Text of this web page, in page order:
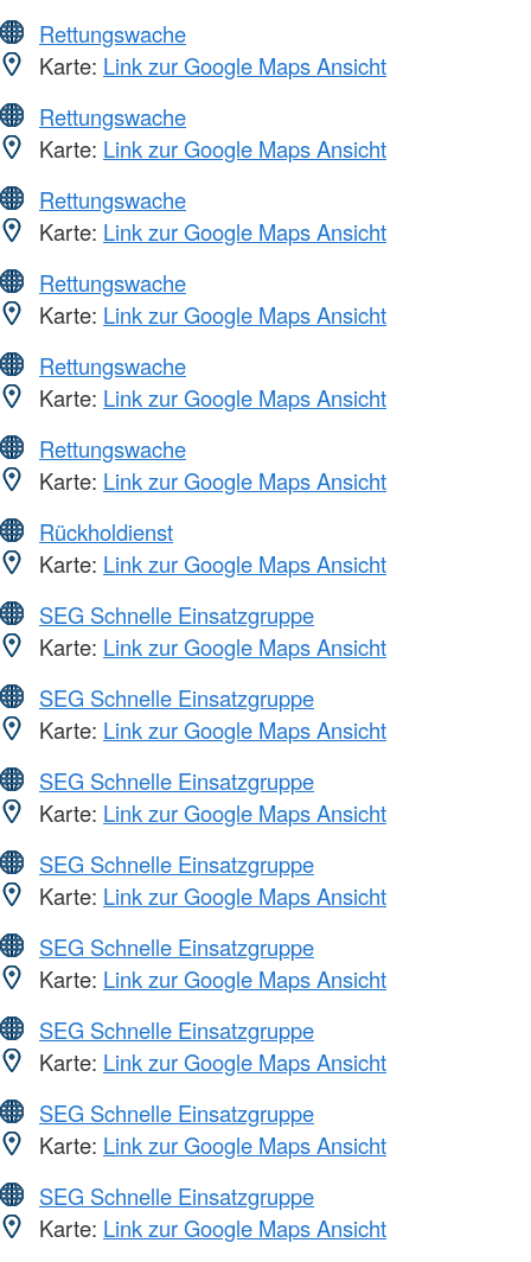
Rettungswache
Karte: Link zur Google Maps Ansicht
Rettungswache
Karte: Link zur Google Maps Ansicht
Rettungswache
Karte: Link zur Google Maps Ansicht
Rettungswache
Karte: Link zur Google Maps Ansicht
Rettungswache
Karte: Link zur Google Maps Ansicht
Rettungswache
Karte: Link zur Google Maps Ansicht
Rückholdienst
Karte: Link zur Google Maps Ansicht
SEG Schnelle Einsatzgruppe
Karte: Link zur Google Maps Ansicht
SEG Schnelle Einsatzgruppe
Karte: Link zur Google Maps Ansicht
SEG Schnelle Einsatzgruppe
Karte: Link zur Google Maps Ansicht
SEG Schnelle Einsatzgruppe
Karte: Link zur Google Maps Ansicht
SEG Schnelle Einsatzgruppe
Karte: Link zur Google Maps Ansicht
SEG Schnelle Einsatzgruppe
Karte: Link zur Google Maps Ansicht
SEG Schnelle Einsatzgruppe
Karte: Link zur Google Maps Ansicht
SEG Schnelle Einsatzgruppe
Karte: Link zur Google Maps Ansicht